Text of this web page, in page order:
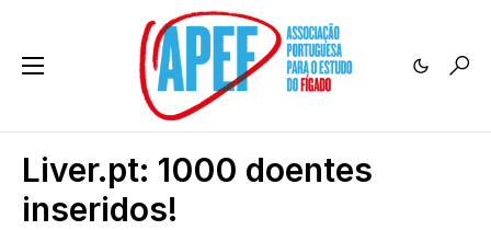
Liver.pt: 1000 doentes
inseridos!